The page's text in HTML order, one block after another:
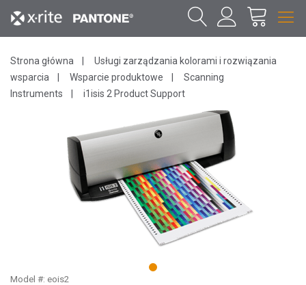
Strona główna
Usługi zarządzania kolorami i rozwiązania
wsparcia
Wsparcie produktowe
Scanning
Instruments
i1isis 2 Product Support
1
Model #: eois2